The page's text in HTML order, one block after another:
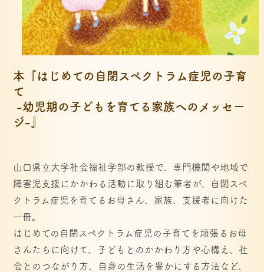
本『はじめての自閉スペクトラム症児の子育
て
ジ-』
山口県立大学社会福祉学部の教授で、専門機関や地域で
障害児支援にかかわる活動に取り組む筆者が、自閉スペ
クトラム症児を育てるお母さん、家族、支援者に向けた
一冊。
はじめての自閉スペクトラム症児の子育てを頑張るお母
さんたちに向けて、子どもとのかかわり方や心構え、社
会とのつながり方、自身の生活を豊かにする方法など、